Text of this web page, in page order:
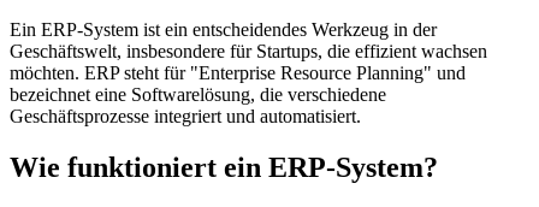
Ein ERP-System ist ein entscheidendes Werkzeug in der
Geschäftswelt, insbesondere für Startups, die effizient wachsen
möchten. ERP steht für "Enterprise Resource Planning" und
bezeichnet eine Softwarelösung, die verschiedene
Geschäftsprozesse integriert und automatisiert.
Wie funktioniert ein ERP-System?